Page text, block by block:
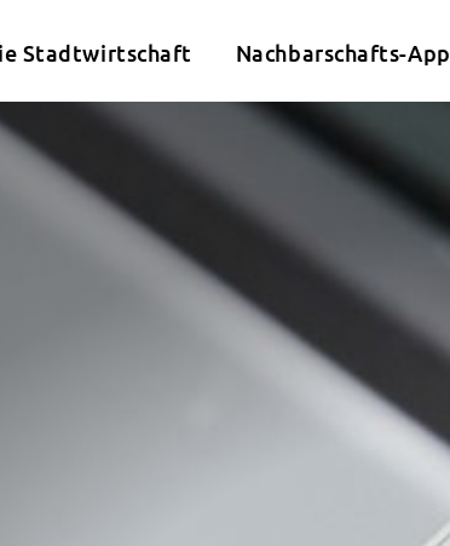
Stadtwirtschaft Nachbarschafts-App